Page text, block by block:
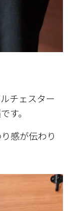
チェスター
す。
感が伝わり